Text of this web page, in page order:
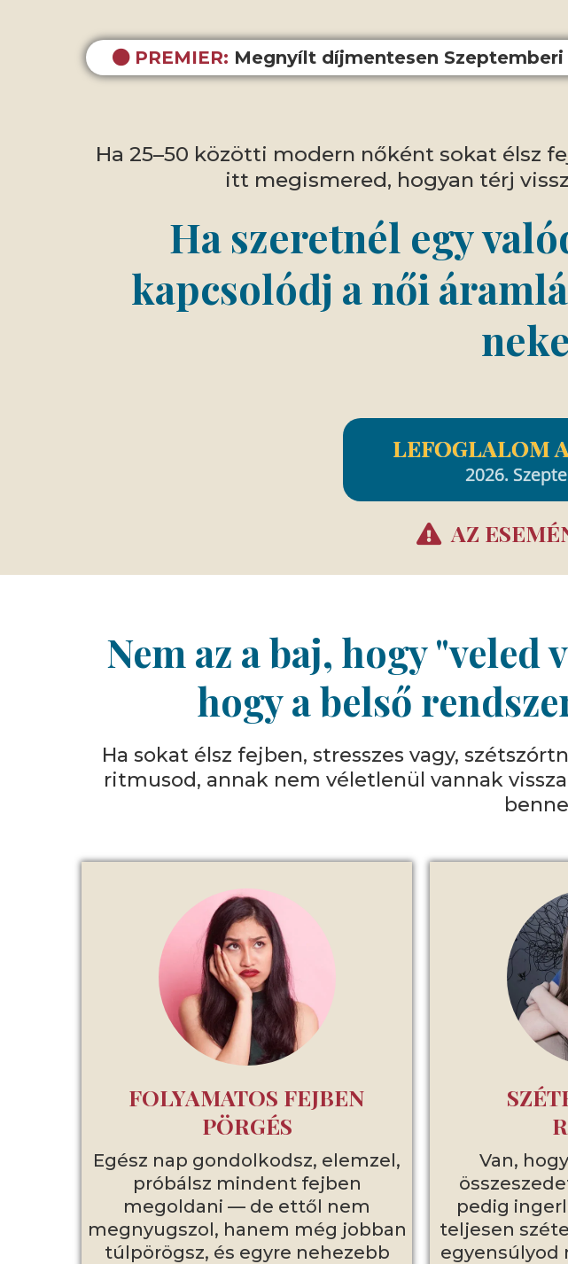
PREMIER: Megnyílt díjmentesen Szeptemberi
Ha 25–50 közötti modern nőként sokat élsz
itt megismered, hogyan térj
Ha szeretnél egy
kapcsolódj a női
LEFOGLALOM
2026.
AZ
Nem az a baj, hogy
hogy a belső
Ha sokat élsz fejben, stresszes vagy,
ritmusod, annak nem véletlenül vannak
FOLYAMATOS FEJBEN
PÖRGÉS
Egész nap gondolkodsz, elemzel,
próbálsz mindent fejben
megoldani — de ettől nem
megnyugszol, hanem még jobban
túlpörögsz, és egyre nehezebb
Van,
pedig
teljesen
egyensúlyod